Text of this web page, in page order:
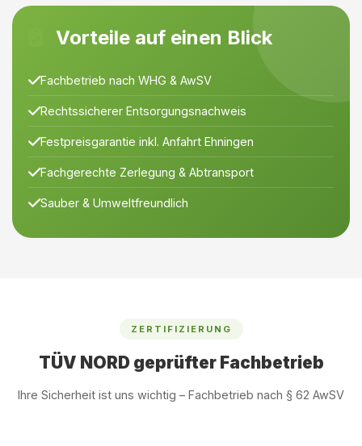
Vorteile auf einen Blick
Fachbetrieb nach WHG & AwSV
Rechtssicherer Entsorgungsnachweis
Festpreisgarantie inkl. Anfahrt Ehningen
Fachgerechte Zerlegung & Abtransport
Sauber & Umweltfreundlich
ZERTIFIZIERUNG
TÜV NORD geprüfter Fachbetrieb
Ihre Sicherheit ist uns wichtig – Fachbetrieb nach § 62 AwSV